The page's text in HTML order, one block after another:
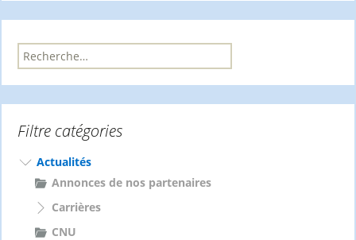
R
e
r
h
Filtre catégories
Actualités
Annonces de nos partenaires
Carrières
CNU